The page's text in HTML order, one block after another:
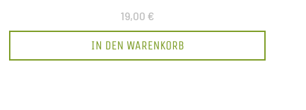
19,00 €
IN DEN WARENKORB